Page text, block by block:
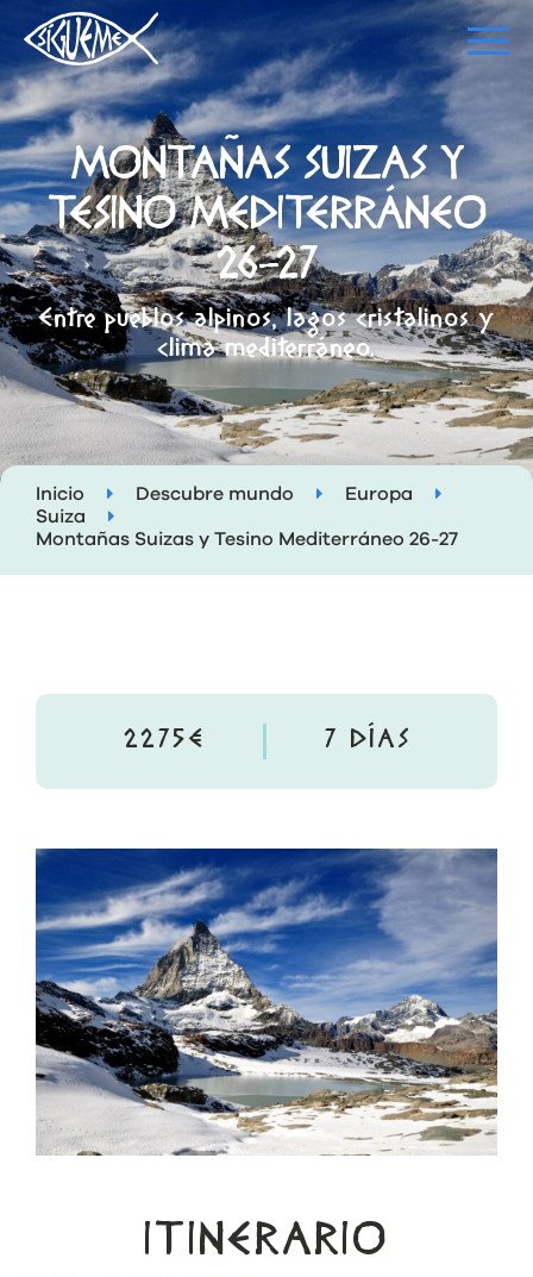
MONTAÑAS SUIZAS Y
TESINO MEDITERRÁNEO
26-27
Entre pueblos alpinos, lagos cristalinos y
clima mediterráneo.
Inicio Descubre mundo
Europa
Suiza
Montañas Suizas y Tesino Mediterráneo 26-27
2275€ 7 DÍAS
ITINERARIO